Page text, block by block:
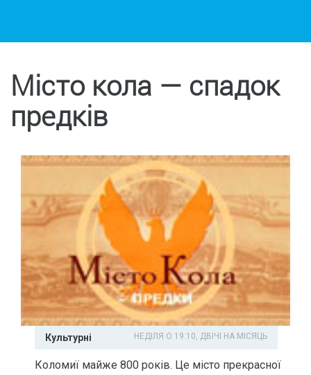
Місто кола — спадок
предків
Культурні НЕДІЛЯ О 19:10, ДВІЧІ НА МІСЯЦЬ
Коломиї майже 800 років. Це місто прекрасної